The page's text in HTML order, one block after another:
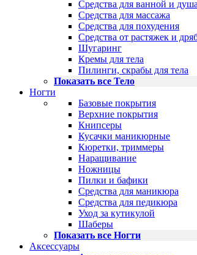
Средства для ванной и душа
Средства для массажа
Средства для похудения
Средства от растяжек и
Шугаринг
Кремы для тела
Пилинги, скрабы для тела
Показать все Тело
Ногти
Базовые покрытия
Верхние покрытия
Книпсеры
Кусачки маникюрные
Кюретки, триммеры
Наращивание
Ножницы
Пилки и бафики
Средства для маникюра
Средства для педикюра
Уход за кутикулой
Шаберы
Показать все Ногти
Аксессуары